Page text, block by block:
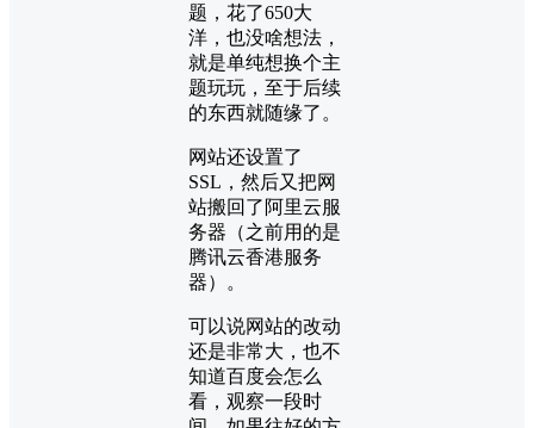
题，花了650大
洋，也没啥想法，
就是单纯想换个主
题玩玩，至于后续
的东西就随缘了。
网站还设置了
SSL，然后又把网
站搬回了阿里云服
务器（之前用的是
腾讯云香港服务
器）。
可以说网站的改动
还是非常大，也不
知道百度会怎么
看，观察一段时